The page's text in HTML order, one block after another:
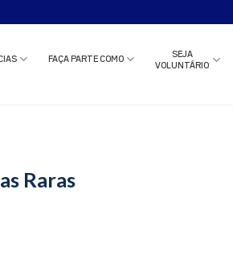
FAÇA PARTE COMO
SEJA
VOLUNTÁRIO
Raras
com nossa equipe?Clique aquie cadastre-se!!